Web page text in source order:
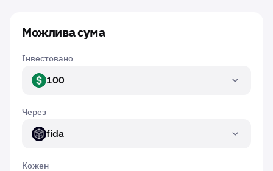
Можлива сума
Інвестовано
USD 100
Через
FIDA fida
Кожен